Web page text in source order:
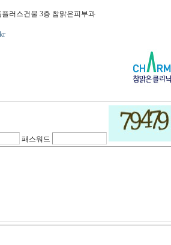
러스건물 3층 참맑은피부과
패스워드